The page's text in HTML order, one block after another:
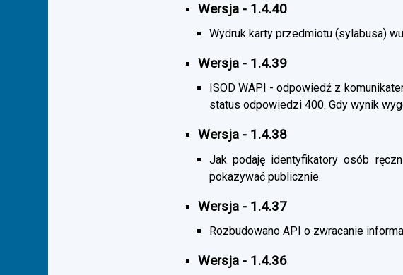
Wersja - 1.4.40
Wydruk karty przedmiotu (sylabusa)
Wersja - 1.4.39
ISOD WAPI - odpowiedź z
status odpowiedzi 400. Gdy wynik
Wersja - 1.4.38
Jak podaję identyfikatory osób
pokazywać publicznie.
Wersja - 1.4.37
Rozbudowano API o zwracanie
Wersja - 1.4.36